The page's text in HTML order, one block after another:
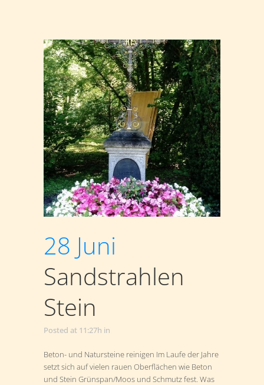
28 Juni
Sandstrahlen
Stein
Posted at 11:27h in
Beton- und Natursteine reinigen Im Laufe der Jahre
setzt sich auf vielen rauen Oberflächen wie Beton
und Stein Grünspan/Moos und Schmutz fest. Was